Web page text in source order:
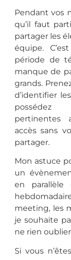
Pendant vos
qu’il faut
partager les
équipe.
période de
manque de
grands.
d’identifier
possédez
pertinentes
accès sans
partager.
Mon astuce
un
en parallèle
meeting, les
je souhaite
ne rien
Si vous